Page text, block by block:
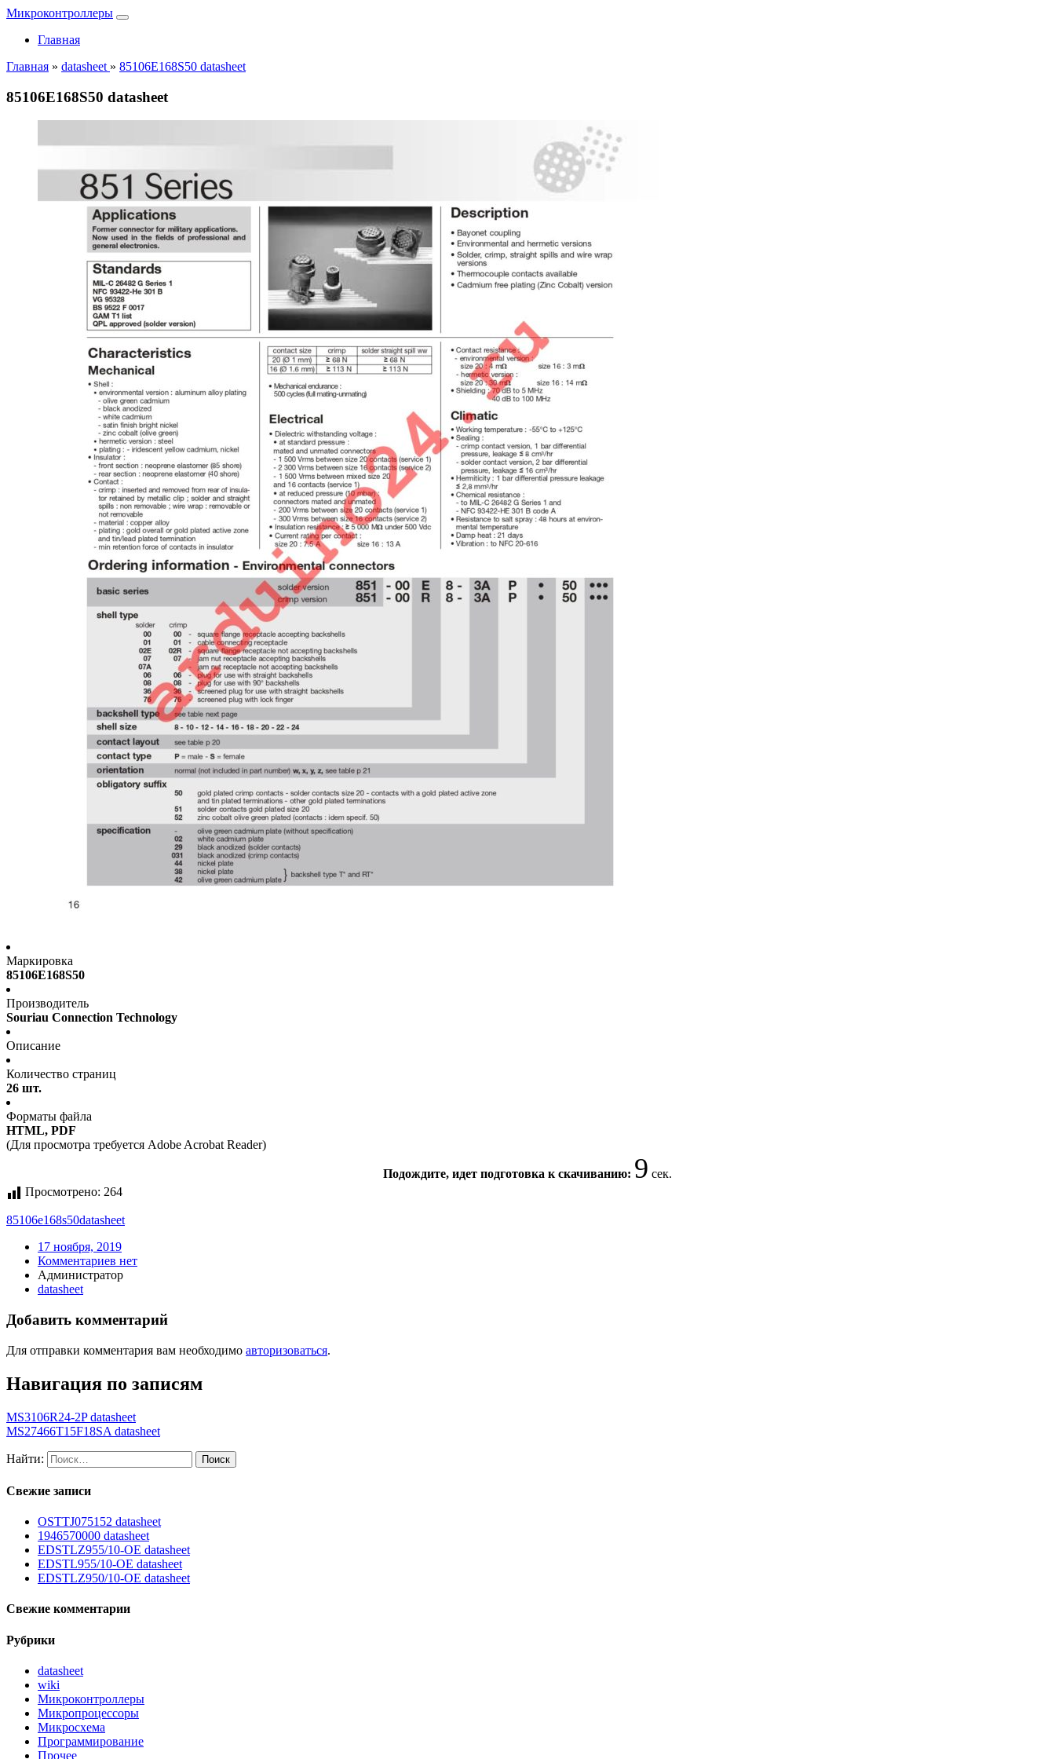
Микроконтроллеры
Главная
Главная » datasheet » 85106E168S50 datasheet
85106E168S50 datasheet
Маркировка
85106E168S50
Производитель
Souriau Connection Technology
Описание
Количество страниц
26 шт.
Форматы файла
HTML, PDF
(Для просмотра требуется Adobe Acrobat Reader)
Подождите, идет подготовка к скачиванию: 8 сек.
Просмотрено: 264
85106e168s50datasheet
17 ноября, 2019
Комментариев нет
Администратор
datasheet
Добавить комментарий
Для отправки комментария вам необходимо авторизоваться.
Навигация по записям
MS3106R24-2P datasheet
MS27466T15F18SA datasheet
Найти:
Свежие записи
OSTTJ075152 datasheet
1946570000 datasheet
EDSTLZ955/10-OE datasheet
EDSTL955/10-OE datasheet
EDSTLZ950/10-OE datasheet
Свежие комментарии
Рубрики
datasheet
wiki
Микроконтроллеры
Микропроцессоры
Микросхема
Программирование
Прочее